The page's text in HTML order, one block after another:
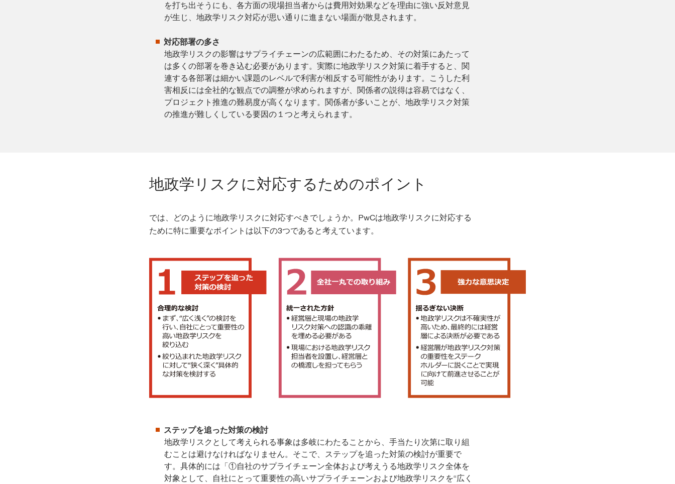
を打ち出そうにも、各方面の現場担当者からは費用対効果などを理由に強い反対意見
が生じ、地政学リスク対応が思い通りに進まない場面が散見されます。
対応部署の多さ
地政学リスクの影響はサプライチェーンの広範囲にわたるため、その対策にあたって
は多くの部署を巻き込む必要があります。実際に地政学リスク対策に着手すると、関
連する各部署は細かい課題のレベルで利害が相反する可能性があります。こうした利
害相反には全社的な観点での調整が求められますが、関係者の説得は容易ではなく、
プロジェクト推進の難易度が高くなります。関係者が多いことが、地政学リスク対策
の推進が難しくしている要因の１つと考えられます。
地政学リスクに対応するためのポイント
では、どのように地政学リスクに対応すべきでしょうか。PwCは地政学リスクに対応する
ために特に重要なポイントは以下の3つであると考えています。
ステップを追った対策の検討
地政学リスクとして考えられる事象は多岐にわたることから、手当たり次第に取り組
むことは避けなければなりません。そこで、ステップを追った対策の検討が重要で
す。具体的には「①自社のサプライチェーン全体および考えうる地政学リスク全体を
対象として、自社にとって重要性の高いサプライチェーンおよび地政学リスクを“広く